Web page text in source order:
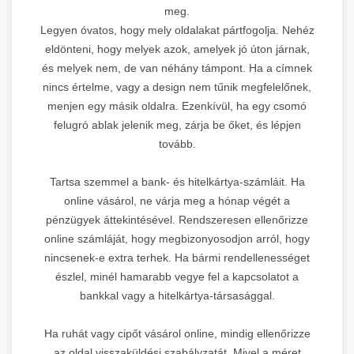
meg.
Legyen óvatos, hogy mely oldalakat pártfogolja. Nehéz
eldönteni, hogy melyek azok, amelyek jó úton járnak,
és melyek nem, de van néhány támpont. Ha a címnek
nincs értelme, vagy a design nem tűnik megfelelőnek,
menjen egy másik oldalra. Ezenkívül, ha egy csomó
felugró ablak jelenik meg, zárja be őket, és lépjen
tovább.
Tartsa szemmel a bank- és hitelkártya-számláit. Ha
online vásárol, ne várja meg a hónap végét a
pénzügyek áttekintésével. Rendszeresen ellenőrizze
online számláját, hogy megbizonyosodjon arról, hogy
nincsenek-e extra terhek. Ha bármi rendellenességet
észlel, minél hamarabb vegye fel a kapcsolatot a
bankkal vagy a hitelkártya-társasággal.
Ha ruhát vagy cipőt vásárol online, mindig ellenőrizze